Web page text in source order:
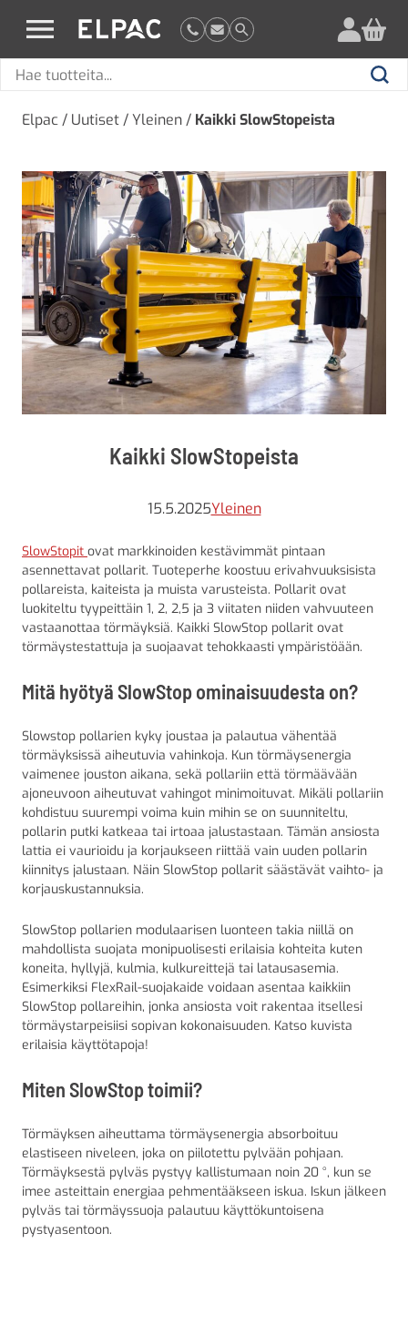
elpac.fi
Hae
Hae
Elpac / Uutiset /Yleinen / Kaikki SlowStopeista
Kaikki SlowStopeista
15.5.2025Yleinen
SlowStopit ovat markkinoiden kestävimmät pintaan
asennettavat pollarit. Tuoteperhe koostuu erivahvuuksisista
pollareista, kaiteista ja muista varusteista. Pollarit ovat
luokiteltu tyypeittäin 1, 2, 2,5 ja 3 viitaten niiden vahvuuteen
vastaanottaa törmäyksiä. Kaikki SlowStop pollarit ovat
törmäystestattuja ja suojaavat tehokkaasti ympäristöään.
Mitä hyötyä SlowStop ominaisuudesta on?
Slowstop pollarien kyky joustaa ja palautua vähentää
törmäyksissä aiheutuvia vahinkoja. Kun törmäysenergia
vaimenee jouston aikana, sekä pollariin että törmäävään
ajoneuvoon aiheutuvat vahingot minimoituvat. Mikäli pollariin
kohdistuu suurempi voima kuin mihin se on suunniteltu,
pollarin putki katkeaa tai irtoaa jalustastaan. Tämän ansiosta
lattia ei vaurioidu ja korjaukseen riittää vain uuden pollarin
kiinnitys jalustaan. Näin SlowStop pollarit säästävät vaihto- ja
korjauskustannuksia.
SlowStop pollarien modulaarisen luonteen takia niillä on
mahdollista suojata monipuolisesti erilaisia kohteita kuten
koneita, hyllyjä, kulmia, kulkureittejä tai latausasemia.
Esimerkiksi FlexRail-suojakaide voidaan asentaa kaikkiin
SlowStop pollareihin, jonka ansiosta voit rakentaa itsellesi
törmäystarpeisiisi sopivan kokonaisuuden. Katso kuvista
erilaisia käyttötapoja!
Miten SlowStop toimii?
Törmäyksen aiheuttama törmäysenergia absorboituu
elastiseen niveleen, joka on piilotettu pylvään pohjaan.
Törmäyksestä pylväs pystyy kallistumaan noin 20 °, kun se
imee asteittain energiaa pehmentääkseen iskua. Iskun jälkeen
pylväs tai törmäyssuoja palautuu käyttökuntoisena
pystyasentoon.